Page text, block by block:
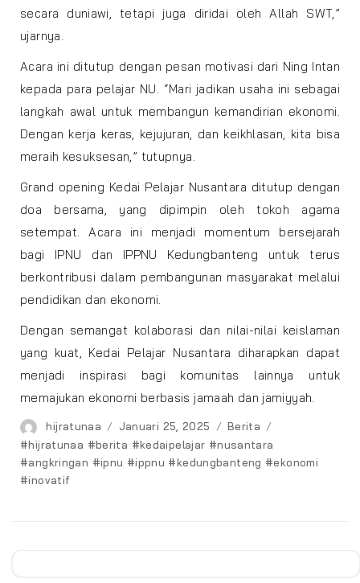
secara duniawi, tetapi juga diridai oleh Allah SWT,”
ujarnya.
Acara ini ditutup dengan pesan motivasi dari Ning Intan
kepada para pelajar NU. “Mari jadikan usaha ini sebagai
langkah awal untuk membangun kemandirian ekonomi.
Dengan kerja keras, kejujuran, dan keikhlasan, kita bisa
meraih kesuksesan,” tutupnya.
Grand opening Kedai Pelajar Nusantara ditutup dengan
doa bersama, yang dipimpin oleh tokoh agama
setempat. Acara ini menjadi momentum bersejarah
bagi IPNU dan IPPNU Kedungbanteng untuk terus
berkontribusi dalam pembangunan masyarakat melalui
pendidikan dan ekonomi.
Dengan semangat kolaborasi dan nilai-nilai keislaman
yang kuat, Kedai Pelajar Nusantara diharapkan dapat
menjadi inspirasi bagi komunitas lainnya untuk
memajukan ekonomi berbasis jamaah dan jamiyyah.
Author
hijratunaa
Posted
on
Januari 25, 2025 Categories
Berita
#hijratunaa #berita #kedaipelajar #nusantara
#angkringan #ipnu #ippnu #kedungbanteng #ekonomi
#inovatif